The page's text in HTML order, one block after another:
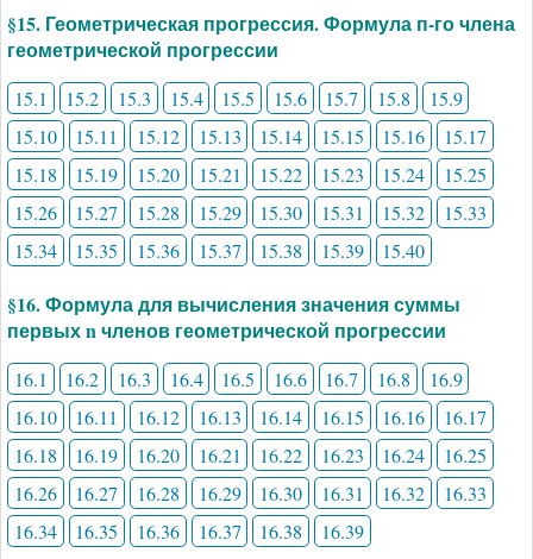
§15. Геометрическая прогрессия. Формула п-го члена
геометрической прогрессии
15.1 15.2 15.3 15.4 15.5 15.6 15.7 15.8
15.9
15.10
15.11 15.12 15.13 15.14 15.15 15.16
15.17
15.18
15.19 15.20 15.21 15.22 15.23 15.24
15.25
15.26
15.27 15.28 15.29 15.30 15.31 15.32
15.33
15.34
15.35 15.36 15.37 15.38 15.39 15.40
§16. Формула для вычисления значения суммы
первых n членов геометрической прогрессии
16.1 16.2 16.3 16.4 16.5 16.6 16.7 16.8
16.9
16.10
16.11 16.12 16.13 16.14 16.15 16.16
16.17
16.18
16.19 16.20 16.21 16.22 16.23 16.24
16.25
16.26
16.27 16.28 16.29 16.30 16.31 16.32
16.33
16.34
16.35 16.36 16.37 16.38 16.39